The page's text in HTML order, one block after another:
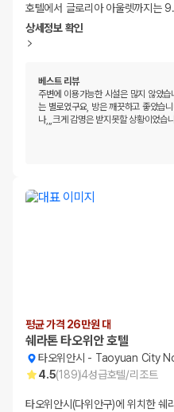
호텔에서 글로리아 아울렛까지는
상세정보 확인
베스트 리뷰
주변에 이용가능한 시설은 많지 않았
는 별로였구요, 방은 깨끗하고 좋았습
나,,,크게 감명은 받지못할 상황이었습
평균 가격 26만원 대
쉐라톤 타오위안 호텔
타오위안시 - Taoyuan City
4.5(189)4성급호텔/리조트
타오위안시(다위안구)에 위치한